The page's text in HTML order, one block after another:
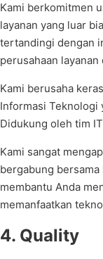
Kami berkomitmen
layanan yang luar
tertandingi dengan
perusahaan layanan
Kami berusaha
Informasi Teknologi
Didukung oleh tim
Kami sangat
bergabung
membantu Anda
memanfaatkan
4. Quality